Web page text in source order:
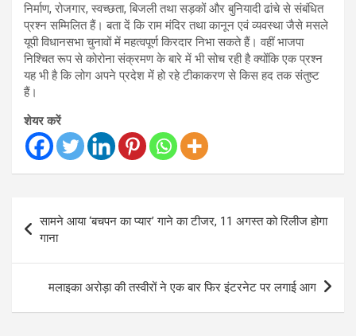
निर्माण, रोजगार, स्वच्छता, बिजली तथा सड़कों और बुनियादी ढांचे से संबंधित
प्रश्न सम्मिलित हैं। बता दें कि राम मंदिर तथा कानून एवं व्यवस्था जैसे मसले
यूपी विधानसभा चुनावों में महत्वपूर्ण किरदार निभा सकते हैं। वहीं भाजपा
निश्चित रूप से कोरोना संक्रमण के बारे में भी सोच रही है क्योंकि एक प्रश्न
यह भी है कि लोग अपने प्रदेश में हो रहे टीकाकरण से किस हद तक संतुष्ट
हैं।
शेयर करें
navigation
सामने आया ‘बचपन का प्यार’ गाने का टीजर, 11 अगस्त को रिलीज होगा
गाना
मलाइका अरोड़ा की तस्वीरों ने एक बार फिर इंटरनेट पर लगाई आग